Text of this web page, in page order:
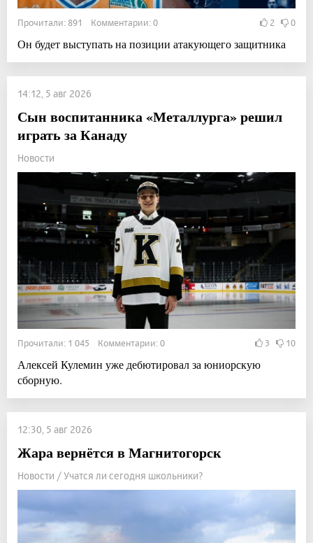
Прочитали: 891 Комментарии: 0 2 0
Он будет выступать на позиции атакующего защитника
14:12, 5 авг 2026
Сын воспитанника «Металлурга» решил
играть за Канаду
Новости
Прочитали: 1 045 Комментарии: 0 3 10
Алексей Кулемин уже дебютировал за юниорскую
сборную.
12:30, 5 авг 2026
Жара вернётся в Магнитогорск
Новости / Учатся ли сегодня школьники?